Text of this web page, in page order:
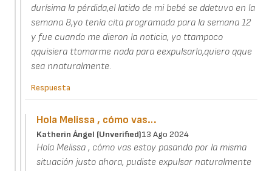
durísima la pérdida,el latido de mi bebé se ddetuvo en la
semana 8,yo tenía cita programada para la semana 12
y fue cuando me dieron la noticia, yo ttampoco
qquisiera ttomarme nada para eexpulsarlo,quiero qque
sea nnaturalmente.
Respuesta
Hola Melissa , cómo vas…
Katherin Ángel (unverified)13 Ago 2024
Hola Melissa , cómo vas estoy pasando por la misma
situación justo ahora, pudiste expulsar naturalmente